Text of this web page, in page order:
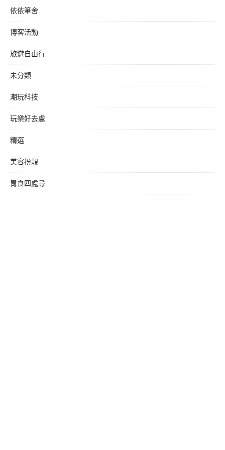
依依筆舍
博客活動
旅遊自由行
未分類
潮玩科技
玩樂好去處
精選
美容扮靚
胃食四處尋